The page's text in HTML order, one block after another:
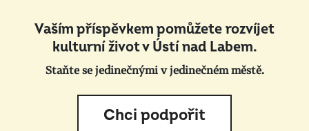
Vaším příspěvkem pomůžete rozvíjet
kulturní život v Ústí nad Labem.
Staňte se jedinečnými v jedinečném městě.
Chci podpořit